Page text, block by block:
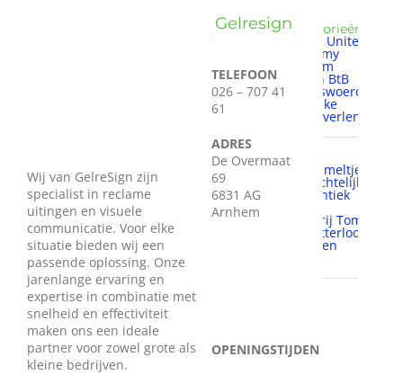
Wij van GelreSign zijn
specialist in reclame
uitingen en visuele
communicatie. Voor elke
situatie bieden wij een
passende oplossing. Onze
jarenlange ervaring en
expertise in combinatie met
snelheid en effectiviteit
maken ons een ideale
partner voor zowel grote als
kleine bedrijven.
Gelresign
TELEFOON
026 – 707 41
61
ADRES
De Overmaat
69
6831 AG
Arnhem
OPENINGSTIJDEN
Categorieën:
Alleen United
Economy
Arnhem
BtC en BtB
Rijkerswoerd
Zakelijke
dienstverlening
Tags:
't Hommeltje
ambachtelijk
authentiek
Bakkerij Tom
van Otterloo
mens en